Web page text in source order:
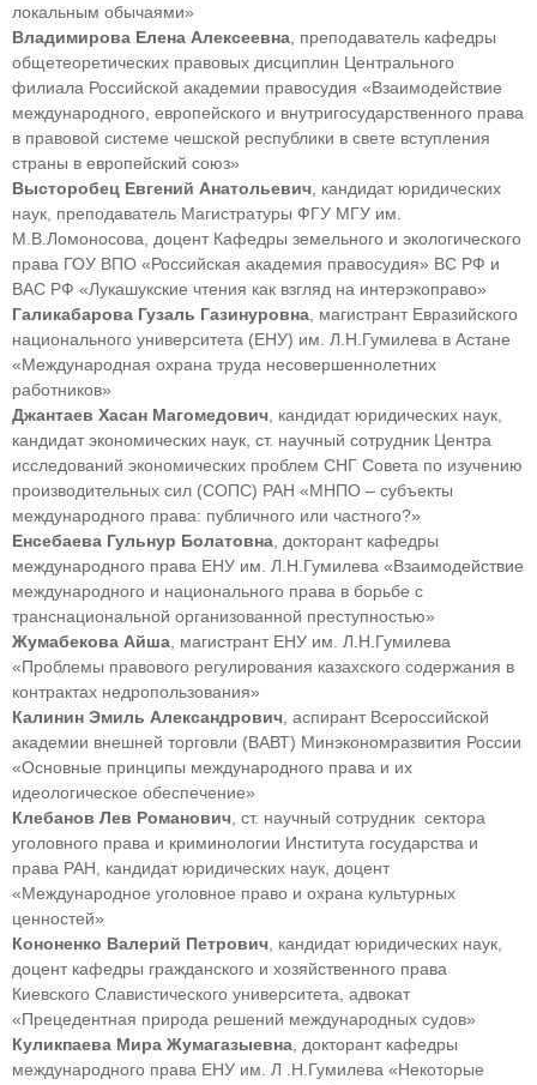
локальным обычаями»
Владимирова Елена Алексеевна , преподаватель кафедры
общетеоретических правовых дисциплин Центрального
филиала Российской академии правосудия «Взаимодействие
международного, европейского и внутригосударственного права
в правовой системе чешской республики в свете вступления
страны в европейский союз»
Высторобец Евгений Анатольевич , кандидат юридических
наук, преподаватель Магистратуры ФГУ МГУ им.
М.В.Ломоносова, доцент Кафедры земельного и экологического
права ГОУ ВПО «Российская академия правосудия» ВС РФ и
ВАС РФ «Лукашукские чтения как взгляд на интерэкоправо»
Галикабарова Гузаль Газинуровна , магистрант Евразийского
национального университета (ЕНУ) им. Л.Н.Гумилева в Астане
«Международная охрана труда несовершеннолетних
работников»
Джантаев Хасан Магомедович , кандидат юридических наук,
кандидат экономических наук, ст. научный сотрудник Центра
исследований экономических проблем СНГ Совета по изучению
производительных сил (СОПС) РАН «МНПО – субъекты
международного права: публичного или частного?»
Енсебаева Гульнур Болатовна , докторант кафедры
международного права ЕНУ им. Л.Н.Гумилева «Взаимодействие
международного и национального права в борьбе с
транснациональной организованной преступностью»
Жумабекова Айша , магистрант ЕНУ им. Л.Н.Гумилева
«Проблемы правового регулирования казахского содержания в
контрактах недропользования»
Калинин Эмиль Александрович , аспирант Всероссийской
академии внешней торговли (ВАВТ) Минэкономразвития России
«Основные принципы международного права и их
идеологическое обеспечение»
Клебанов Лев Романович , cт. научный сотрудник сектора
уголовного права и криминологии Института государства и
права РАН, кандидат юридических наук, доцент
«Международное уголовное право и охрана культурных
ценностей»
Кононенко Валерий Петрович , кандидат юридических наук,
доцент кафедры гражданского и хозяйственного права
Киевского Славистического университета, адвокат
«Прецедентная природа решений международных судов»
Куликпаева Мира Жумагазыевна , докторант кафедры
международного права ЕНУ им. Л .Н.Гумилева «Некоторые